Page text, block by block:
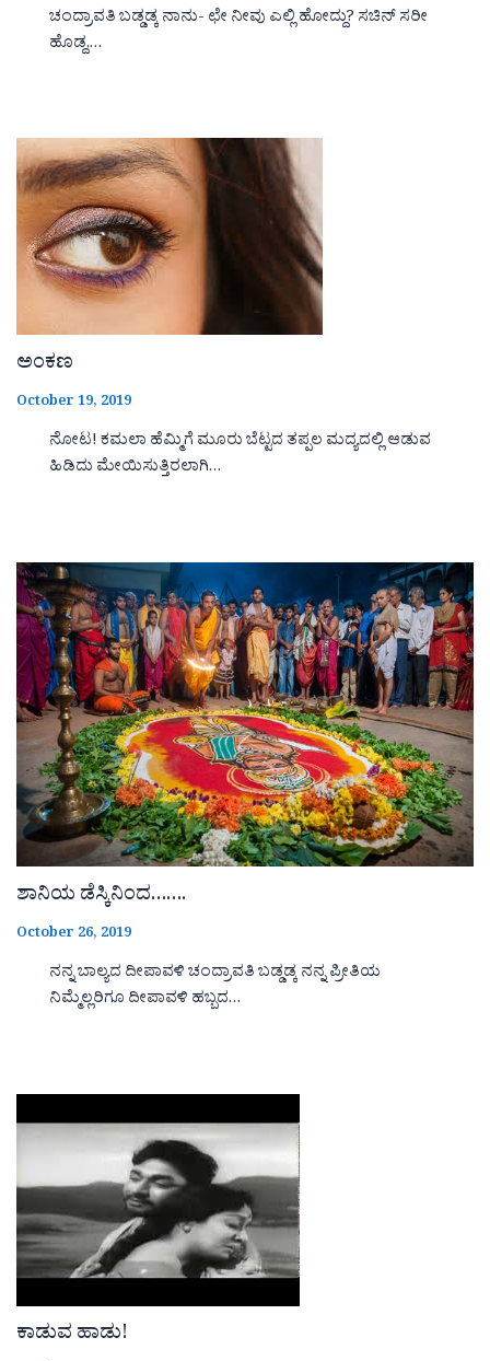
ಚಂದ್ರಾವತಿ ಬಡ್ಡಡ್ಕ ನಾನು- ಛೇ ನೀವು ಎಲ್ಲಿ ಹೋದ್ದು? ಸಚಿನ್ ಸರೀ
ಹೊಡ್ದ,…
ಅಂಕಣ
October 19, 2019
ನೋಟ! ಕಮಲಾ ಹೆಮ್ಮಿಗೆ ಮೂರು ಬೆಟ್ಟದ ತಪ್ಪಲ ಮದ್ಯದಲ್ಲಿ ಆಡುವ
ಹಿಡಿದು ಮೇಯಿಸುತ್ತಿರಲಾಗಿ…
ಶಾನಿಯ ಡೆಸ್ಕಿನಿಂದ…….
October 26, 2019
ನನ್ನ ಬಾಲ್ಯದ ದೀಪಾವಳಿ ಚಂದ್ರಾವತಿ ಬಡ್ಡಡ್ಕ ನನ್ನ ಪ್ರೀತಿಯ
ನಿಮ್ಮೆಲ್ಲರಿಗೂ ದೀಪಾವಳಿ ಹಬ್ಬದ…
ಕಾಡುವ ಹಾಡು!